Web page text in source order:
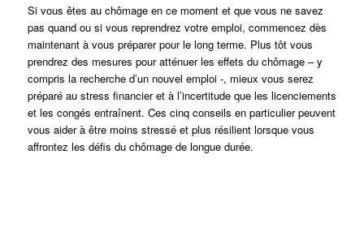
Si vous êtes au chômage en ce moment et que vous ne savez
pas quand ou si vous reprendrez votre emploi, commencez dès
maintenant à vous préparer pour le long terme. Plus tôt vous
prendrez des mesures pour atténuer les effets du chômage – y
compris la recherche d’un nouvel emploi -, mieux vous serez
préparé au stress financier et à l’incertitude que les licenciements
et les congés entraînent. Ces cinq conseils en particulier peuvent
vous aider à être moins stressé et plus résilient lorsque vous
affrontez les défis du chômage de longue durée.